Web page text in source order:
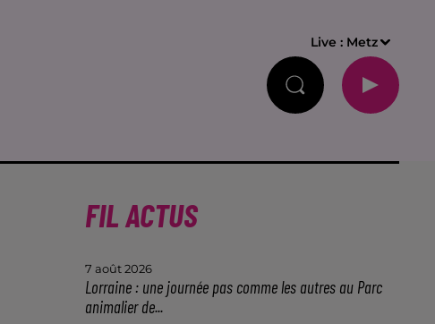
Live : Metz
FIL ACTUS
7 août 2026
Lorraine : une journée pas comme les autres au Parc
animalier de...